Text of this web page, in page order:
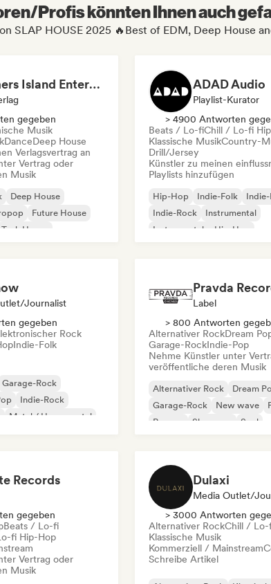
Profis könnten Ihnen auch
SLAP HOUSE 2025 🔥Best of EDM, Deep House
Dreamers Island Entertainment
gegeben
Musik
DanceDeep House
Verlagsvertrag an
Vertrag oder
Musik
Deep House
Future House
Tech House
ADAD Audio
Playlist-Kurator
> 4900 Antworten
Beats / Lo-fiChill / Lo-fi
Klassische MusikCountry-
Drill/Jersey
Künstler zu meinen
Playlists hinzufügen
Hip-Hop Indie-Folk
Indie-Rock
Instrumental
Instrumentaler Hip-Hop
Journalist
gegeben
Rock
Indie-Folk
Garage-Rock
Indie-Rock
Metal / Heavy metal
Pravda
Label
> 800 Antworten
Alternativer RockDream
Garage-RockIndie-Pop
Nehme Künstler unter
veröffentliche deren Musik
Alternativer Rock
Dream
Garage-Rock
New wave
Reggae
Shoegaze Soul
Records
gegeben
Beats / Lo-fi
fi Hip-Hop
Vertrag oder
Musik
Dulaxi
Media Outlet/
> 3000 Antworten
Alternativer RockChill / Lo-
Klassische Musik
Kommerziell / Mainstream
Schreibe Artikel